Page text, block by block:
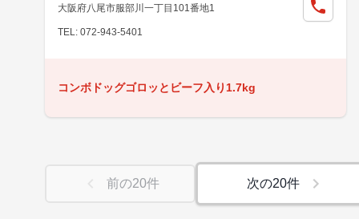
大阪府八尾市服部川一丁目101番地1
TEL: 072-943-5401
コンボドッグゴロッとビーフ入り1.7kg
前の20件 次の20件